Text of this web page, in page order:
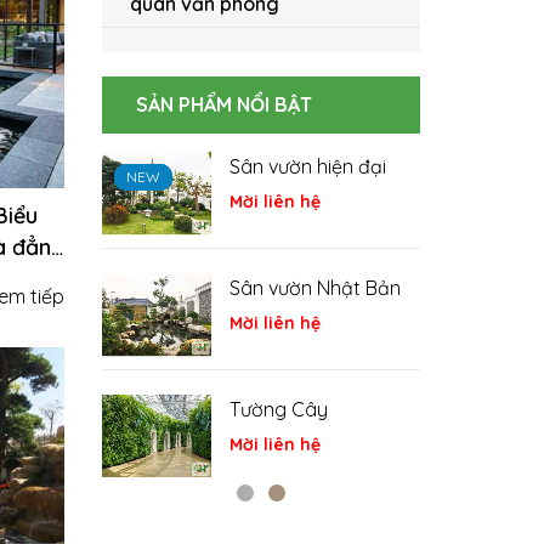
đẳng
tiếp
SẢN PHẨM NỔI BẬT
NEW Sân vườn hiện đại
Mời liên hệ
NEW
Sân vườn Nhật Bản
Mời liên hệ
NEW
Tường Cây
Mời liên hệ
NEW
NEW
NEW